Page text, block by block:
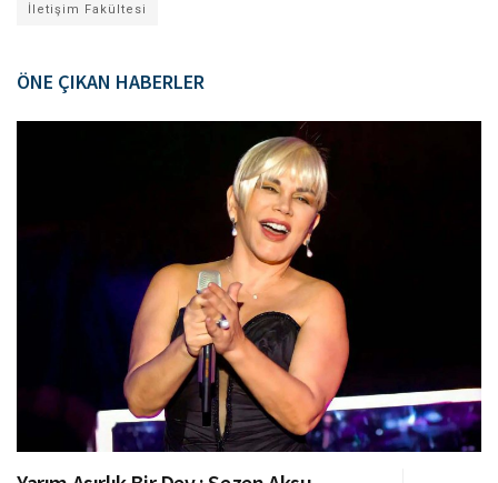
İletişim Fakültesi
ÖNE ÇIKAN HABERLER